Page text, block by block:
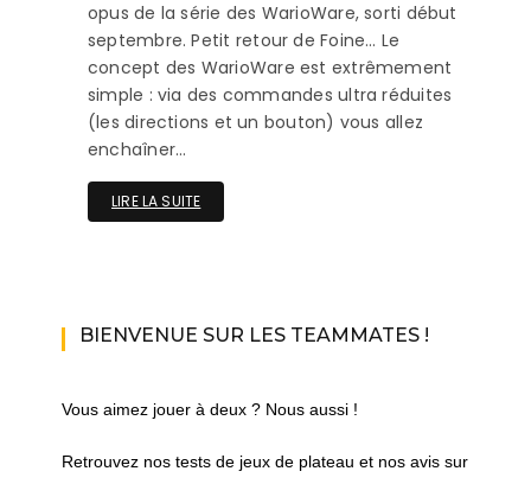
opus de la série des WarioWare, sorti début
septembre. Petit retour de Foine… Le
concept des WarioWare est extrêmement
simple : via des commandes ultra réduites
(les directions et un bouton) vous allez
enchaîner…
LIRE LA SUITE
BIENVENUE SUR LES TEAMMATES !
Vous aimez jouer à deux ? Nous aussi !
Retrouvez nos tests de jeux de plateau et nos avis sur